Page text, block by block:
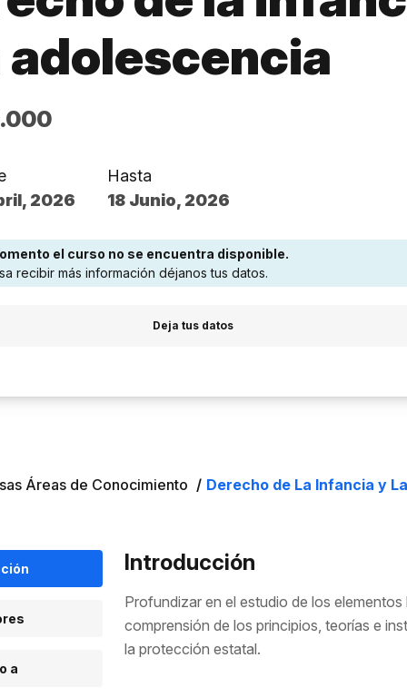
adolescencia
2026
Hasta
18 Junio, 2026
el curso no se encuentra disponible.
recibir más información déjanos tus datos.
Deja tus datos
Áreas de Conocimiento Derecho de La Infancia y
a
Introducción
Profundizar en el estudio de los
comprensión de los principios, teorías e
la protección estatal.